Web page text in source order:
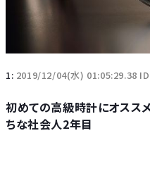
1: 2019/12/04(水) 01:05:29.38
初めての高級時計にオスス
ちな社会人2年目